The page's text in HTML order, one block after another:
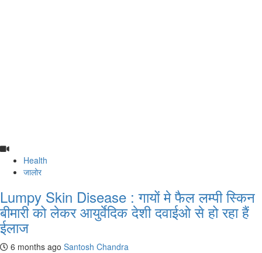
Health
जालोर
Lumpy Skin Disease : गायों मे फैल लम्पी स्किन
बीमारी को लेकर आयुर्वेदिक देशी दवाईओ से हो रहा हैं
ईलाज
6 months ago Santosh Chandra